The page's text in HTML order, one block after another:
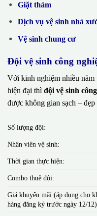
Giặt thảm
Dịch vụ vệ sinh nhà
Vệ sinh chung cư
Đội vệ sinh công
Với kinh nghiệm nhiều năm
hiện đại thì đội vệ sinh
được không gian sạch –
Số lượng đội:
Nhân viên vệ sinh:
Thời gian thực hiện:
Combo thuê đội:
Giá khuyến mãi (áp dụng cho
hàng đăng ký trước ngày 12/